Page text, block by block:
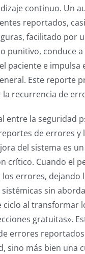
continuo. Un
reportados,
facilitado por
punitivo, conduce
paciente e impulsa
Este reporte
la recurrencia de
entre la seguridad
de errores y
del sistema es
crítico. Cuando el
errores, dejando
sin
ciclo al transformar
gratuitas».
errores
sino más bien una